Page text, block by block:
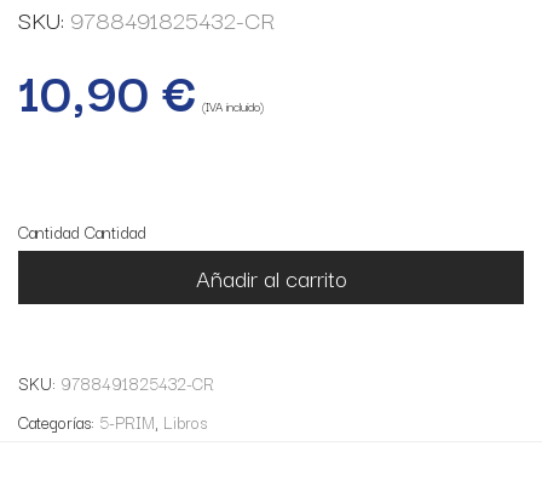
SKU: 9788491825432-CR
10,90€ (IVA incluido)
Cantidad Cantidad
Añadir al carrito
SKU: 9788491825432-CR
Categorías: 5-PRIM, Libros